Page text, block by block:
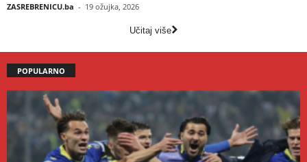
ZASREBRENICU.ba - 19 ožujka, 2026
Učitaj više
POPULARNO